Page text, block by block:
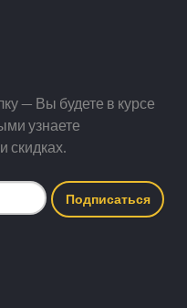
— Вы будете в курсе
узнаете
скидках.